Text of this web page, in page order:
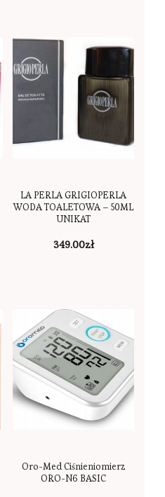
LA PERLA GRIGIOPERLA
WODA TOALETOWA – 50ML
UNIKAT
349.00zł
Oro-Med Ciśnieniomierz
ORO-N6 BASIC